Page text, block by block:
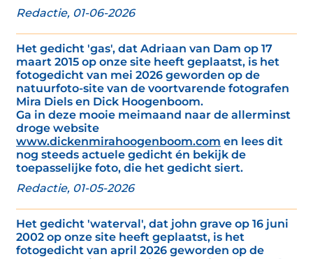
Redactie, 01-06-2026
Het gedicht 'gas', dat Adriaan van Dam op 17
maart 2015 op onze site heeft geplaatst, is het
fotogedicht van mei 2026 geworden op de
natuurfoto-site van de voortvarende fotografen
Mira Diels en Dick Hoogenboom.
Ga in deze mooie meimaand naar de allerminst
droge website
www.dickenmirahoogenboom.com en lees dit
nog steeds actuele gedicht én bekijk de
toepasselijke foto, die het gedicht siert.
Redactie, 01-05-2026
Het gedicht 'waterval', dat john grave op 16 juni
2002 op onze site heeft geplaatst, is het
fotogedicht van april 2026 geworden op de